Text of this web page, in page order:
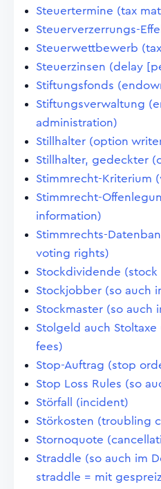
Steuertermine (tax
Steuerverzerrungs-
Steuerwettbewerb
Steuerzinsen (delay
Stiftungsfonds
Stiftungsverwaltung
administration)
Stillhalter (option
Stillhalter, gedeckter
Stimmrecht-Kriterium
Stimmrecht-
information)
Stimmrechts-
voting rights)
Stockdividende
Stockjobber (so auch
Stockmaster (so auch
Stolgeld auch
fees)
Stop-Auftrag (stop
Stop Loss Rules (so
Störfall (incident)
Störkosten (troubling
Stornoquote
Straddle (so auch im
straddle = mit